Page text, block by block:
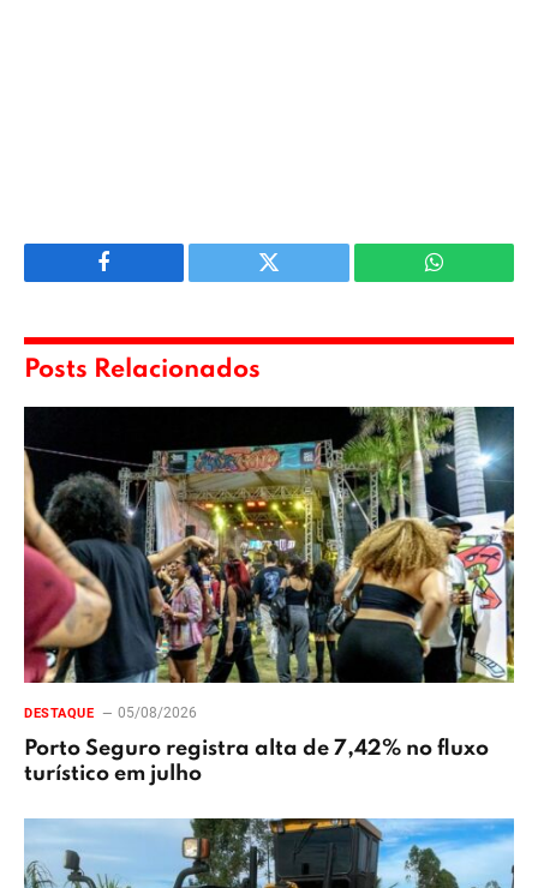
Facebook Twitter WhatsApp
Posts Relacionados
DESTAQUE 05/08/2026
Porto Seguro registra alta de 7,42% no fluxo
turístico em julho